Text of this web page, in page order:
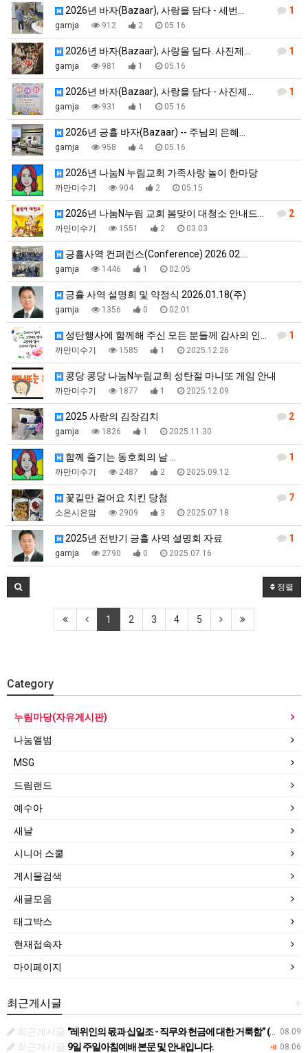
1
2026년 바자(Bazaar), 사랑을 담다 - 세번…
gamja 912 2 05.16
1
2026년 바자(Bazaar), 사랑을 담다. 사진제…
gamja 981 1 05.16
1
2026년 바자(Bazaar), 사랑을 담다 - 사진제…
gamja 931 1 05.16
2026년 긍휼 바자(Bazaar) -- 주님의 은혜…
gamja 958 4 05.16
2026년 나눔N 누림교회 가족사랑 놀이 한마당
까만미수기 904 2 05.15
2
2026년 나눔N누림 교회 봄맞이 대청소 안내드립니다
까만미수기 1551 2 03.03
긍휼사역 컨퍼런스(Conference) 2026.02.…
gamja 1446 1 02.05
긍휼 사역 설명회 및 약정식 2026.01.18(주)
gamja 1356 0 02.01
1
성탄행사에 함께해 주신 모든 분들께 감사의 인사드립니다…
까만미수기 1585 1 2025.12.26
콩당 콩당 나눔N누림교회 성탄절 마니또 게임 안내
까만미수기 1877 1 2025.12.09
2
2025 사랑의 김장김치
gamja 1826 1 2025.11.30
1
함께 즐기는 동호회의 날 …
까만미수기 2487 2 2025.09.12
7
꽃길만 걸어요 치킨 당첨
소은시은맘 2909 3 2025.07.18
1
2025년 전반기 긍휼 사역 설명회 자료
gamja 2790 0 2025.07.16
정렬
1 2 3 4 5
Category
누림마당(자유게시판)
나눔앨범
MSG
드림랜드
예수아
새날
시니어 스쿨
게시물검색
새글모음
태그박스
현재접속자
마이페이지
+
최근게시글
08.09
최근게시글 "레위인의 몫과 십일조 - 직무와 헌금에 대한 거룩함” (민수기 18:21-32)
+8 08.06
최근게시글 9일 주일아침예배 본문 및 안내입니다.